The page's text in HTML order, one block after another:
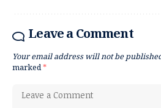
Leave a Comment
Your email address will not be
marked*